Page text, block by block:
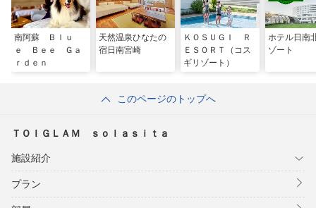
南阿蘇 Ｂｌｕ
ｅ Ｂｅｅ Ｇａ
ｒｄｅｎ
天然温泉ひなたの
宿日南宮崎
ＫＯＳＵＧＩ Ｒ
ＥＳＯＲＴ（コス
ギリゾート）
ホテル日南
ゾート
このページのトップへ
ＴＯＩＧＬＡＭ ｓｏｌａｓｉｔａ
施設紹介
プラン